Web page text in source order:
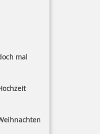
mal